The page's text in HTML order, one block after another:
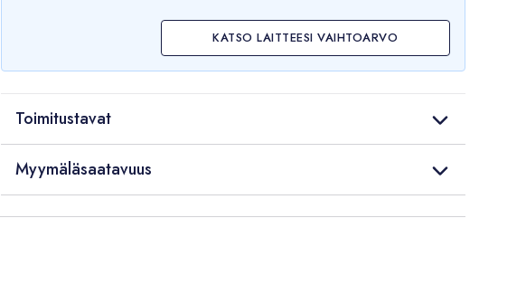
KATSO LAITTEESI VAIHTOARVO
Toimitustavat
Myymäläsaatavuus